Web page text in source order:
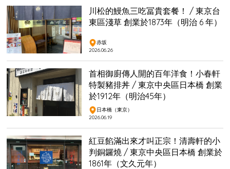
川松的鰻魚三吃冨貴套餐！ / 東京台
東區淺草 創業於1873年（明治 6 年）
赤坂
2026.06.26
首相御廚傳人開的百年洋食！小春軒
特製豬排丼 / 東京中央區日本橋 創業
於1912年（明治45年）
日本橋（東京）
2026.06.19
紅豆餡滿出來才叫正宗！清壽軒的小
判銅鑼燒 / 東京中央區日本橋 創業於
1861年（文久元年）